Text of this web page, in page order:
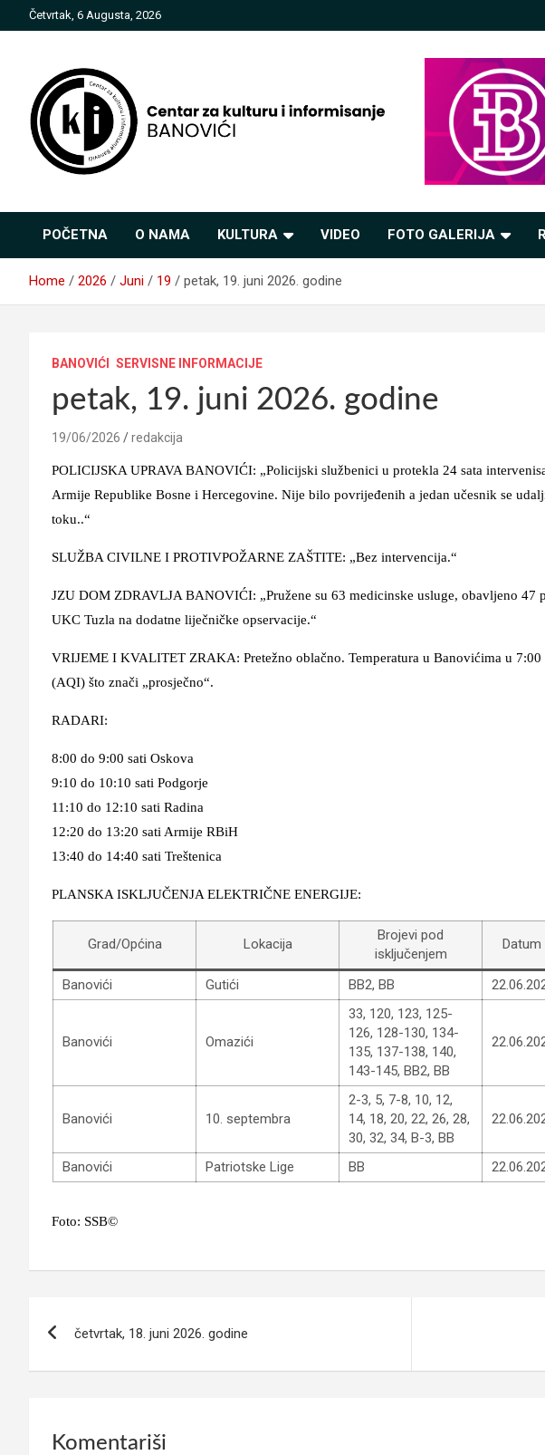
to
Četvrtak, 6 Augusta, 2026
informisanje Banovići
POČETNA O NAMA KULTURA VIDEO FOTO GALERIJA
Home 2026 Juni 19 petak, 19. juni 2026. godine
BANOVIĆI SERVISNE INFORMACIJE
petak, 19. juni 2026. godine
19/06/2026 redakcija
POLICIJSKA UPRAVA BANOVIĆI: „Policijski službenici u protekla 24 sata
Armije Republike Bosne i Hercegovine. Nije bilo povrijeđenih a jedan učesnik se
toku..“
SLUŽBA CIVILNE I PROTIVPOŽARNE ZAŠTITE: „Bez intervencija.“
JZU DOM ZDRAVLJA BANOVIĆI: „Pružene su 63 medicinske usluge, obavljeno 47
UKC Tuzla na dodatne liječničke opservacije.“
VRIJEME I KVALITET ZRAKA: Pretežno oblačno. Temperatura u Banovićima u 7:00
(AQI) što znači „prosječno“.
RADARI:
8:00 do 9:00 sati Oskova
9:10 do 10:10 sati Podgorje
11:10 do 12:10 sati Radina
12:20 do 13:20 sati Armije RBiH
13:40 do 14:40 sati Treštenica
PLANSKA ISKLJUČENJA ELEKTRIČNE ENERGIJE:
Grad/Općina Lokacija
Brojevi pod
isključenjem
Datum
Banovići Gutići BB2, BB
Banovići Omazići
33, 120, 123, 125-
126, 128-130, 134-
135, 137-138, 140,
143-145, BB2, BB
Banovići 10. septembra
2-3, 5, 7-8, 10, 12,
14, 18, 20, 22, 26, 28,
30, 32, 34, B-3, BB
Banovići Patriotske Lige BB
Foto: SSB©
četvrtak, 18. juni 2026. godine
Komentariši